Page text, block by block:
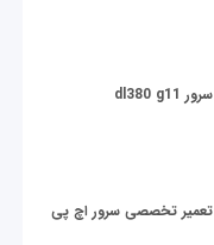
سرور dl380 g11
تعمیر تخصصی سرور اچ پی